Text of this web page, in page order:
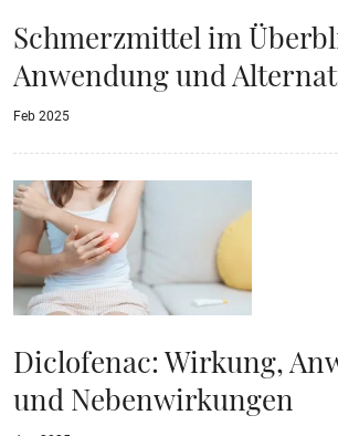
Schmerzmittel im
Anwendung und
Feb 2025
Diclofenac: Wirkung,
und Nebenwirkungen